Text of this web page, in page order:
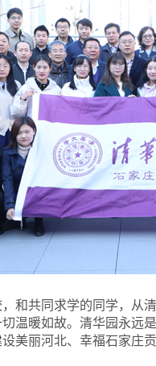
和共同求学的同学，从
温暖如故。清华园永远
美丽河北、幸福石家庄